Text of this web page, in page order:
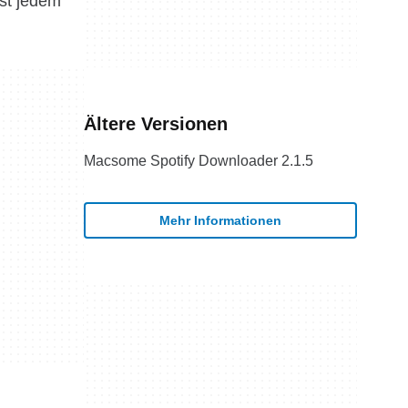
Ältere Versionen
Macsome Spotify Downloader 2.1.5
Mehr Informationen